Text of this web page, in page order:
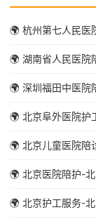
🌍 杭州第七人民医
🌍 湖南省人民医院
🌍 深圳福田中医院
🌍 北京阜外医院护
🌍 北京儿童医院陪
🌍 北京医院陪护-
🌍 北京护工服务-